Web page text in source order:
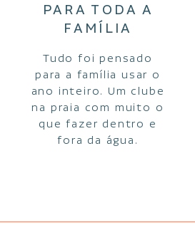
PARA TODA A
FAMÍLIA
Tudo foi pensado
para a família usar o
ano inteiro. Um clube
na praia com muito o
que fazer dentro e
fora da água.